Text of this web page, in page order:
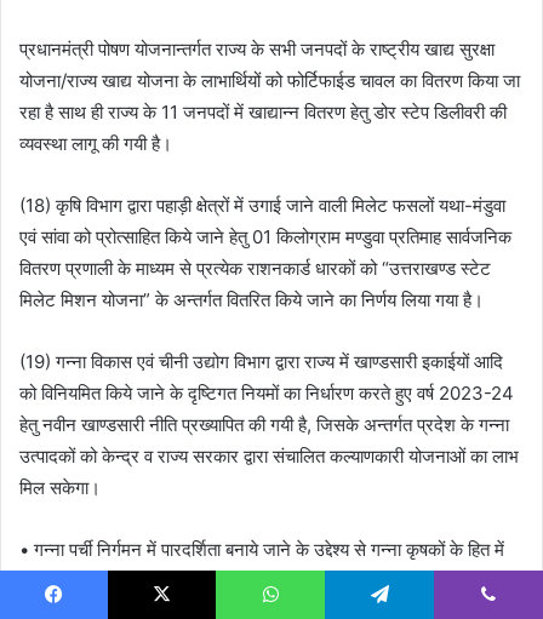
प्रधानमंत्री पोषण योजनान्तर्गत राज्य के सभी जनपदों के राष्ट्रीय खाद्य सुरक्षा
योजना/राज्य खाद्य योजना के लाभार्थियों को फोर्टिफाईड चावल का वितरण किया जा
रहा है साथ ही राज्य के 11 जनपदों में खाद्यान्न वितरण हेतु डोर स्टेप डिलीवरी की
व्यवस्था लागू की गयी है।
(18) कृषि विभाग द्वारा पहाड़ी क्षेत्रों में उगाई जाने वाली मिलेट फसलों यथा-मंडुवा
एवं सांवा को प्रोत्साहित किये जाने हेतु 01 किलोग्राम मण्डुवा प्रतिमाह सार्वजनिक
वितरण प्रणाली के माध्यम से प्रत्येक राशनकार्ड धारकों को “उत्तराखण्ड स्टेट
मिलेट मिशन योजना” के अन्तर्गत वितरित किये जाने का निर्णय लिया गया है।
(19) गन्ना विकास एवं चीनी उद्योग विभाग द्वारा राज्य में खाण्डसारी इकाईयों आदि
को विनियमित किये जाने के दृष्टिगत नियमों का निर्धारण करते हुए वर्ष 2023-24
हेतु नवीन खाण्डसारी नीति प्रख्यापित की गयी है, जिसके अन्तर्गत प्रदेश के गन्ना
उत्पादकों को केन्द्र व राज्य सरकार द्वारा संचालित कल्याणकारी योजनाओं का लाभ
मिल सकेगा।
• गन्ना पर्ची निर्गमन में पारदर्शिता बनाये जाने के उद्देश्य से गन्ना कृषकों के हित में
एस०एम०एस० के माध्यम से गन्ना पर्ची उपलब्ध करायी जा रही है एवं राज्य में गन्ना